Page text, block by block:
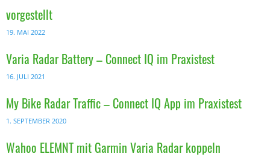
vorgestellt
19. MAI 2022
Varia Radar Battery – Connect IQ im Praxistest
16. JULI 2021
My Bike Radar Traffic – Connect IQ App im Praxistest
1. SEPTEMBER 2020
Wahoo ELEMNT mit Garmin Varia Radar koppeln